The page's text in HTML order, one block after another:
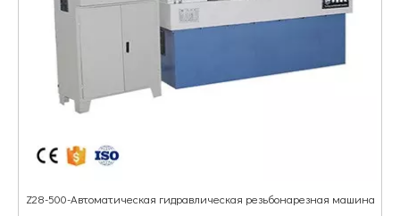
Z28-500-Автоматическая гидравлическая резьбонарезная машина